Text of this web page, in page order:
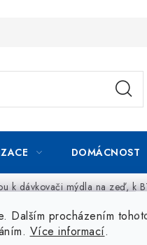
Dalším procházením
Více informací.
DOMÁCNOST
k dávkovači mýdla na zeď, k